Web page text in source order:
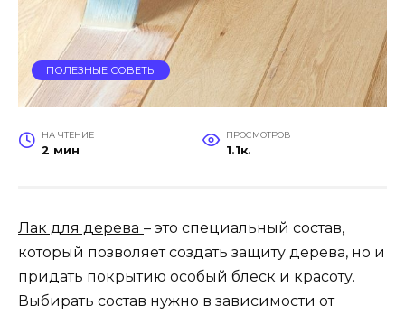
ПОЛЕЗНЫЕ СОВЕТЫ
НА ЧТЕНИЕ
2 мин
ПРОСМОТРОВ
1.1к.
Лак для дерева – это специальный состав,
который позволяет создать защиту дерева, но и
придать покрытию особый блеск и красоту.
Выбирать состав нужно в зависимости от